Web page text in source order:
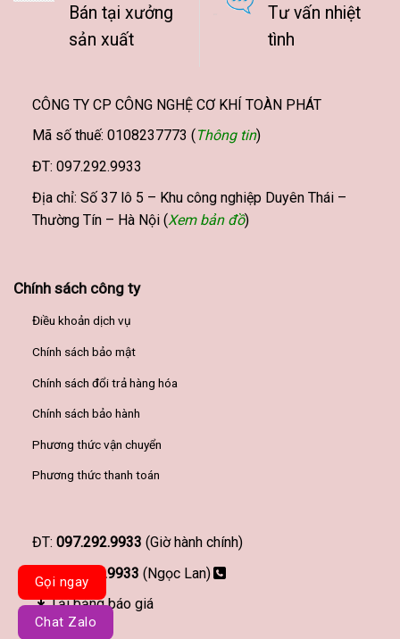
Bán tại xưởng
sản xuất
Tư vấn nhiệt
tình
CÔNG TY CP CÔNG NGHỆ CƠ KHÍ TOÀN PHÁT
Mã số thuế: 0108237773 ( Thông tin)
ĐT: 097.292.9933
Địa chỉ: Số 37 lô 5 – Khu công nghiệp Duyên Thái –
Thường Tín – Hà Nội (Xem bản đồ)
Chính sách công ty
Điều khoản dịch vụ
Chính sách bảo mật
Chính sách đổi trả hàng hóa
Chính sách bảo hành
Phương thức vận chuyển
Phương thức thanh toán
ĐT: 097.292.9933 (Giờ hành chính)
097.292.9933 (Ngọc Lan)
Tải bảng báo giá
Gọi ngay
Chat Zalo